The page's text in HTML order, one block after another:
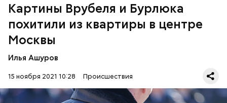
Картины Врубеля и Бурлюка
похитили из квартиры в центре
Москвы
Илья Ашуров
15 ноября 2021 10:28 Происшествия
предметов.